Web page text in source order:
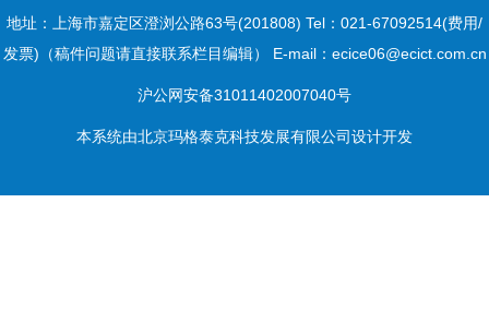
地址：上海市嘉定区澄浏公路63号(201808) Tel：021-67092514(费用/
发票)（稿件问题请直接联系栏目编辑） E-mail：ecice06@ecict.com.cn
沪公网安备31011402007040号
本系统由北京玛格泰克科技发展有限公司设计开发